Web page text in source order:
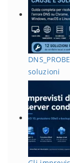
soluzioni